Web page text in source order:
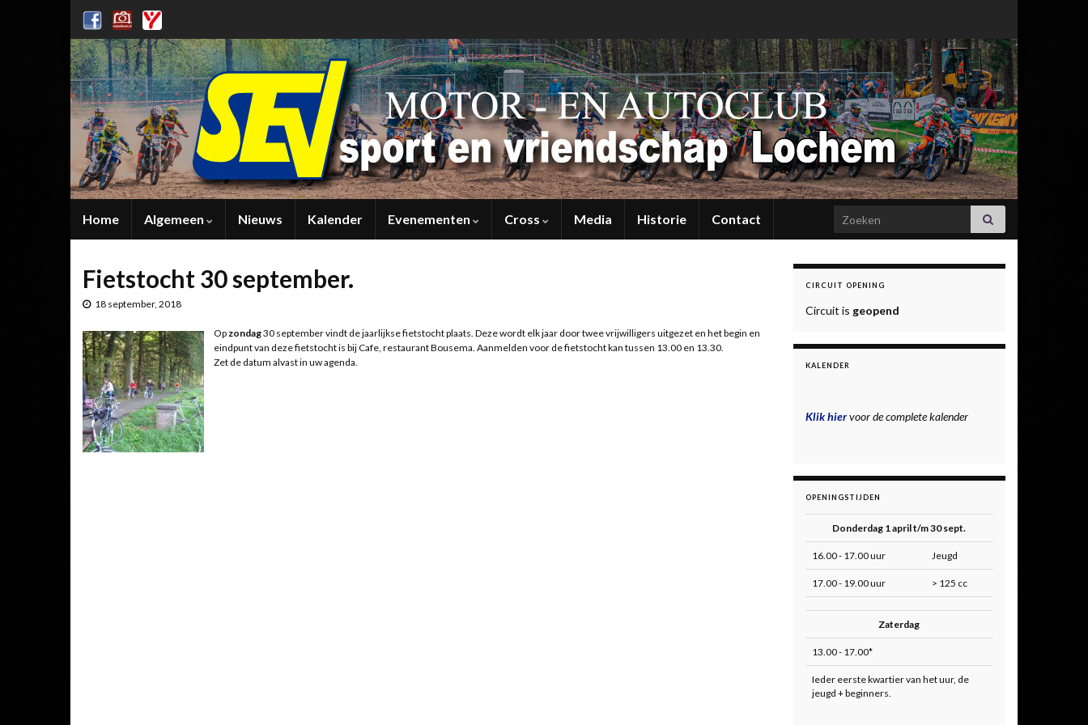
Home Algemeen Nieuws Kalender Evenementen Cross Media Historie Contact Search for:
Fietstocht 30 september.
18 september, 2018
Opzondag30 september vindt de jaarlijkse fietstocht plaats. Deze wordt elk jaar door twee vrijwilligers uitgezet en het begin en
eindpunt van deze fietstocht is bij Cafe, restaurant Bousema. Aanmelden voor de fietstocht kan tussen 13.00 en 13.30.
Zet de datum alvast in uw agenda.
CIRCUIT OPENING
Circuit is geopend
KALENDER
Klik hiervoor de complete kalender
OPENINGSTIJDEN
Donderdag 1 april t/m 30 sept.
16.00 - 17.00 uur Jeugd
17.00 - 19.00 uur > 125 cc
Zaterdag
13.00 - 17.00*
Ieder eerste kwartier van het uur, de
jeugd + beginners.